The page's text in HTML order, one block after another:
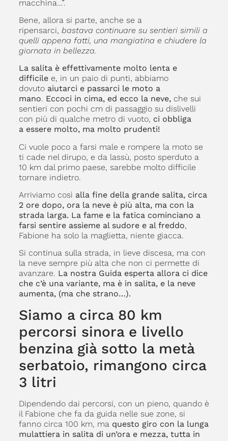
macchina…”.
Bene, allora si parte, anche se a
ripensarci, bastava continuare su sentieri simili a
quelli appena fatti, una mangiatina e chiudere la
giornata in bellezza.
La salita è effettivamente molto lenta e
difficilee, in un paio di punti, abbiamo
dovuto aiutarci e passarci le moto a
mano. Eccoci in cima, ed ecco la neve,che sui
sentieri con pochi cm di passaggio su dislivelli
con più di qualche metro di vuoto, ci obbliga
a essere molto, ma molto prudenti!
Ci vuole poco a farsi male e rompere la moto se
ti cade nel dirupo, e da lassù, posto sperduto a
10 km dal primo paese, sarebbe molto difficile
tornare indietro.
Arriviamo così alla fine della grande salita, circa
2 ore dopo, ora la neve è più alta, ma con la
strada larga. La fame e la fatica cominciano a
farsi sentire assieme al sudore e al freddo,
Fabione ha solo la maglietta, niente giacca.
Si continua sulla strada, in lieve discesa, ma con
la neve sempre più alta che non ci permette di
avanzare. La nostra Guida esperta allora ci dice
che c’è una variante, ma è in salita, e la neve
aumenta, (ma che strano…).
Siamo a circa 80 km
percorsi sinora e livello
benzina già sotto la metà
serbatoio, rimangono circa
3 litri
Dipendendo dai percorsi, con un pieno, quando è
il Fabione che fa da guida nelle sue zone, si
fanno circa 100 km, ma questo giro con la lunga
mulattiera in salita di un’ora e mezza, tutta in